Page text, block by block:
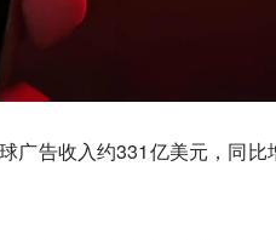
广告收入约331亿美元，同比